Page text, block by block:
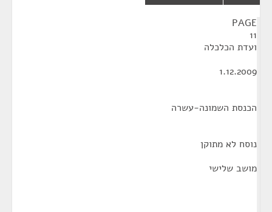
PAGE
11
ועדת הכלכלה
1.12.2009
הכנסת השמונה-עשרה
נוסח לא מתוקן
מושב שלישי